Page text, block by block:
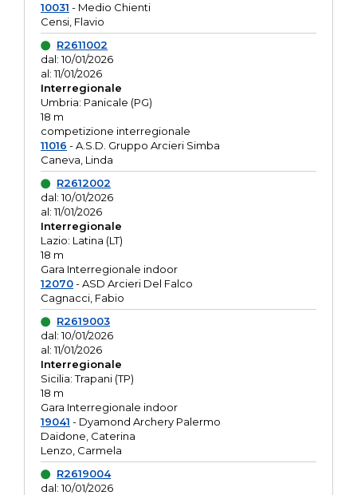
10031 - Medio Chienti
Censi, Flavio
R2611002
dal: 10/01/2026
al: 11/01/2026
Interregionale
Umbria: Panicale (PG)
18 m
competizione interregionale
11016 - A.S.D. Gruppo Arcieri Simba
Caneva, Linda
R2612002
dal: 10/01/2026
al: 11/01/2026
Interregionale
Lazio: Latina (LT)
18 m
Gara Interregionale indoor
12070- ASD Arcieri Del Falco
Cagnacci, Fabio
R2619003
dal: 10/01/2026
al: 11/01/2026
Interregionale
Sicilia: Trapani (TP)
18 m
Gara Interregionale indoor
19041 - Dyamond Archery Palermo
Daidone, Caterina
Lenzo, Carmela
R2619004
dal: 10/01/2026